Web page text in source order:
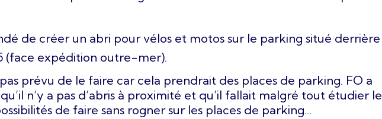
de créer un abri pour vélos et motos sur le parking situé derrière
(face expédition outre-mer).
prévu de le faire car cela prendrait des places de parking. FO a
n’y a pas d’abris à proximité et qu’il fallait malgré tout étudier le
de faire sans rogner sur les places de parking…